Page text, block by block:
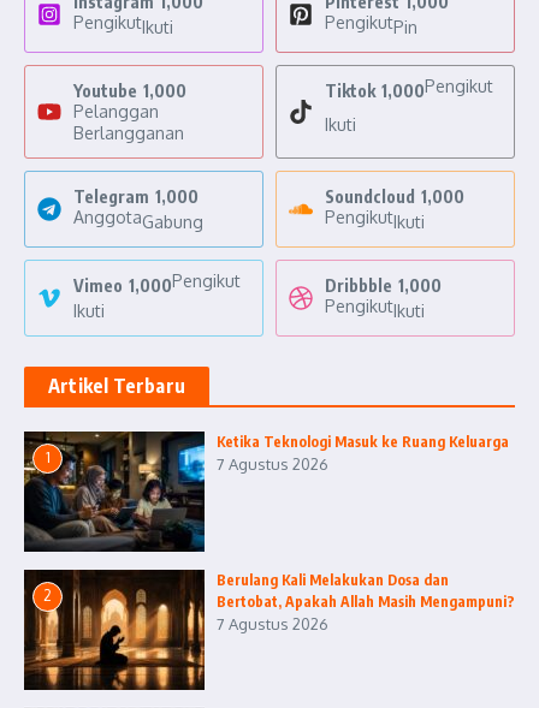
PengikutIkuti
PengikutPin
Youtube 1,000
Pelanggan
Berlangganan
Tiktok 1,000Pengikut
Ikuti
Telegram 1,000
AnggotaGabung
Soundcloud 1,000
PengikutIkuti
Vimeo 1,000Pengikut
Ikuti
Dribbble 1,000
PengikutIkuti
Artikel Terbaru
1
Ketika Teknologi Masuk ke Ruang Keluarga
7 Agustus 2026
2
Berulang Kali Melakukan Dosa dan
Bertobat, Apakah Allah Masih Mengampuni?
7 Agustus 2026